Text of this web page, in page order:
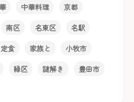
中華料理 京都
南区 名東区 名駅
定食 家族と 小牧市
緑区 謎解き 豊田市